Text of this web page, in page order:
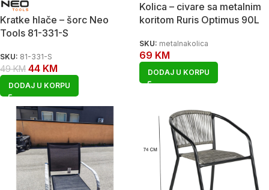
Kratke hlače – šorc Neo
Tools 81-331-S
SKU: 81-331-S
49KM 44 KM
DODAJ U KORPU
Kolica – civare sa metalnim
koritom Ruris Optimus 90L
SKU: metalnakolica
69 KM
DODAJ U KORPU